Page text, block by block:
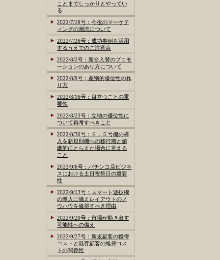
ことまでしっかりとやってい
る
2022/7/19号：今後のマーケテ
ィングの潮流について
2022/7/26号：成功事例を活用
するうえでのご注意点
2022/8/2号：新台入替のプロモ
ーションのあり方について
2022/8/9号：差別的優位性の作
り方
2022/8/16号：目立つことの重
要性
2022/8/23号：立地の優位性に
ついて再考すべきこと
2022/8/30号：６．５号機の導
入を新規則機への移行期と俯
瞰的にとらえた場合に言える
こと
2022/9/6号：パチンコ店ビジネ
スにおける土日祝祭日の重要
性
2022/9/13号：スマート遊技機
の導入に備えレイアウトのノ
ウハウを修得すべき理由
2022/9/20号：市場が動き出す
可能性への備え
2022/9/27号：新規顧客の獲得
コストと既存顧客の維持コス
トの関係性